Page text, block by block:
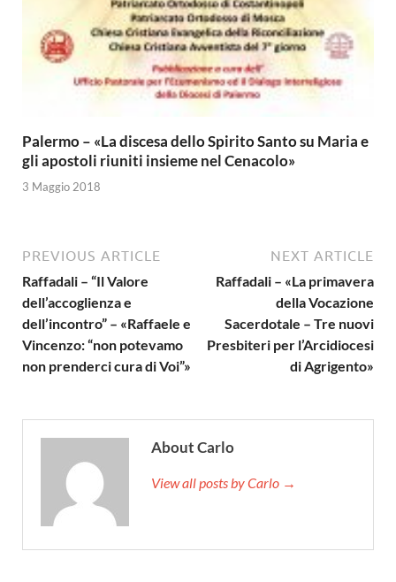
Palermo – «La discesa dello Spirito Santo su Maria e
gli apostoli riuniti insieme nel Cenacolo»
3 Maggio 2018
PREVIOUS ARTICLE
Raffadali – “Il Valore
dell’accoglienza e
dell’incontro” – «Raffaele e
Vincenzo: “non potevamo
non prenderci cura di Voi”»
NEXT ARTICLE
Raffadali – «La primavera
della Vocazione
Sacerdotale – Tre nuovi
Presbiteri per l’Arcidiocesi
di Agrigento»
About Carlo
View all posts by Carlo →